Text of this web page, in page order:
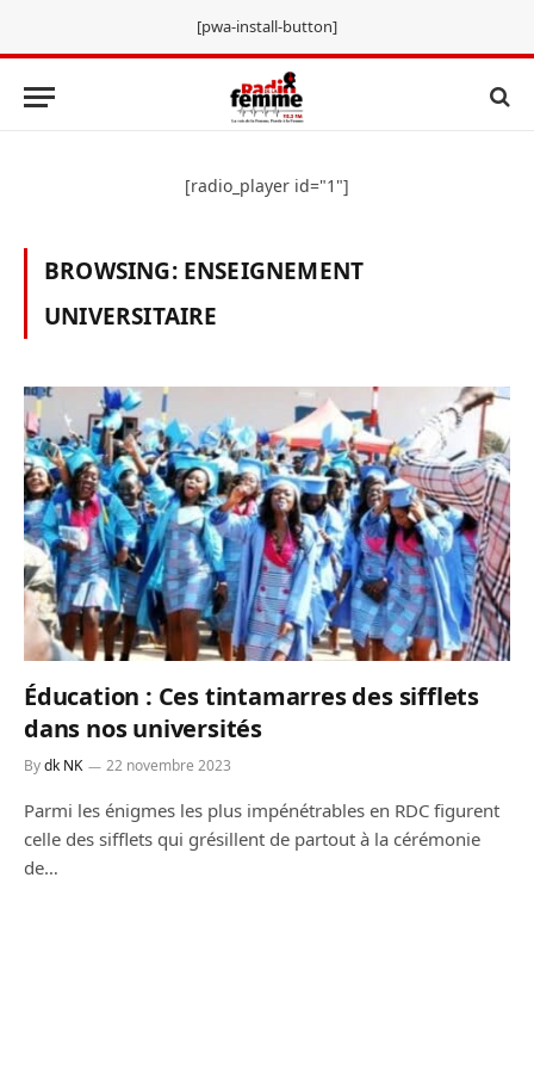
[pwa-install-button]
[radio_player id="1"]
BROWSING: ENSEIGNEMENT
UNIVERSITAIRE
Éducation : Ces tintamarres des sifflets
dans nos universités
Bydk NK 22 novembre 2023
Parmi les énigmes les plus impénétrables en RDC figurent
celle des sifflets qui grésillent de partout à la cérémonie
de…